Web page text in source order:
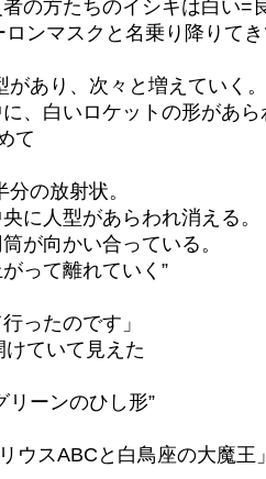
者の方たちのイシキは白い
ンマスクと名乗り降りてき
あり、次々と増えていく。
、白いロケットの形があ
て
の放射状。
に人型があらわれ消える。
が向かい合っている。
って離れていく”
ったのです」
ていて見えた
リーンのひし形”
ウスABCと白鳥座の大魔王」